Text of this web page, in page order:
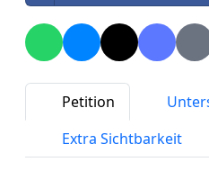
Petition
Extra Sichtbarkeit